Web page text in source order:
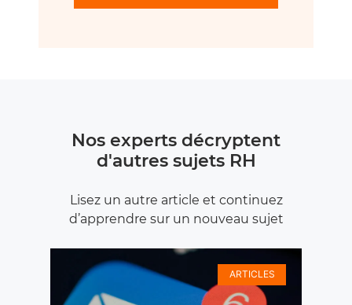
Nos experts décryptent
d'autres sujets RH
Lisez un autre article et continuez
d’apprendre sur un nouveau sujet
ARTICLES